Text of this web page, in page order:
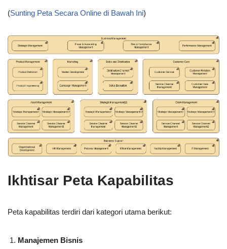
(Sunting Peta Secara Online di Bawah Ini)
Ikhtisar Peta Kapabilitas
Peta kapabilitas terdiri dari kategori utama berikut:
Manajemen Bisnis